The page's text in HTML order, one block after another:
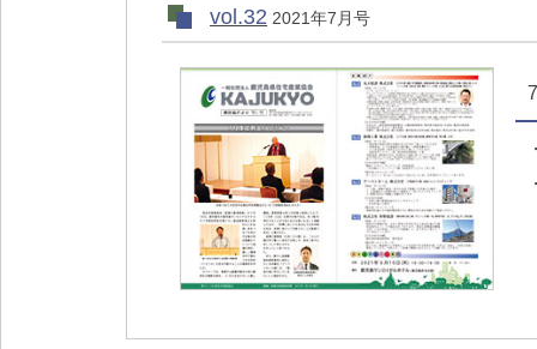
vol.32 2021年7月号